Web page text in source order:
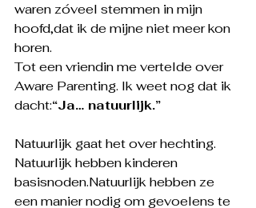
waren zóveel stemmen in mijn
hoofd,dat ik de mijne niet meer kon
horen.
Tot een vriendin me vertelde over
Aware Parenting. Ik weet nog dat ik
dacht:“Ja… natuurlijk.”
Natuurlijk gaat het over hechting.
Natuurlijk hebben kinderen
basisnoden.Natuurlijk hebben ze
een manier nodig om gevoelens te